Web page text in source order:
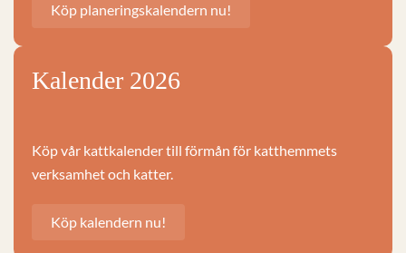
Köp planeringskalendern nu!
Kalender 2026
Köp vår kattkalender till förmån för katthemmets
verksamhet och katter.
Köp kalendern nu!